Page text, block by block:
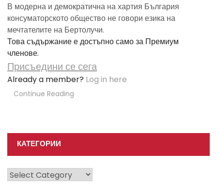
В модерна и демократична на хартия България
консуматорското общество не говори езика на
мечтателите на Бертолучи.
Това съдържание е достъпно само за Премиум
членове.
Присъедини се сега
Already a member? Log in here
Continue Reading
КАТЕГОРИИ
Категории